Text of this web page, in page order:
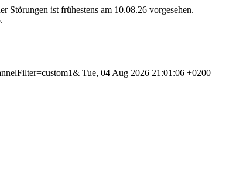
Störungen ist frühestens am 10.08.26 vorgesehen.
Tue, 04 Aug 2026 21:01:06 +0200